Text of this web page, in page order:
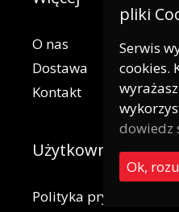
O nas
Dostawa
Kontakt
Użytkownik
Polityka prywatności
pliki
Serwis
cookies.
dowiedz
Ok,